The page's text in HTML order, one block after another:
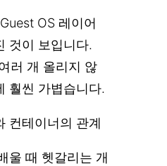
OS 레이어
것이 보입니다.
러 개 올리지 않
훨씬 가볍습니다.
컨테이너의 관계
울 때 헷갈리는 개